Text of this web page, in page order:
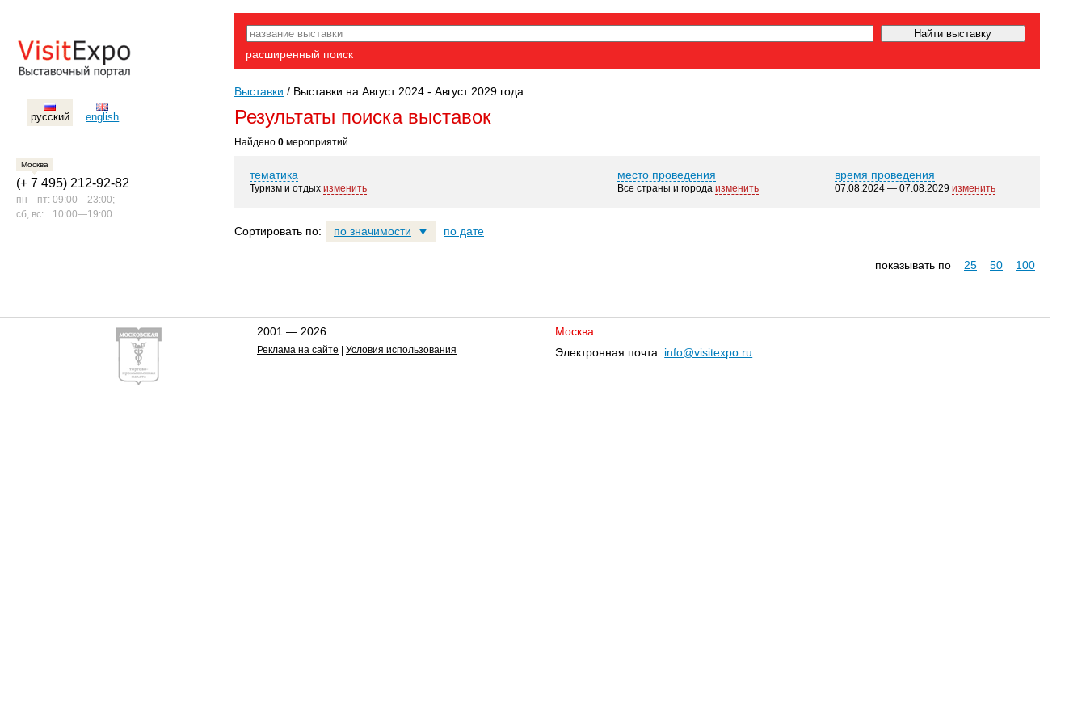
русский english
Москва
(+ 7 495) 212-92-82
пн—пт: 09:00—23:00;
сб, вс:
10:00—19:00
расширенный поиск
Выставки / Выставки на Август 2024 - Август 2029 года
Результаты поиска выставок
Найдено 0 мероприятий.
тематика
Туризм и отдых изменить
место проведения
Все страны и города изменить
время проведения
07.08.2024 — 07.08.2029 изменить
Сортировать по: по значимости по дате
показывать по 25 50 100
2001 — 2026
Реклама на сайте Условия использования
Москва
Электронная почта: info@visitexpo.ru